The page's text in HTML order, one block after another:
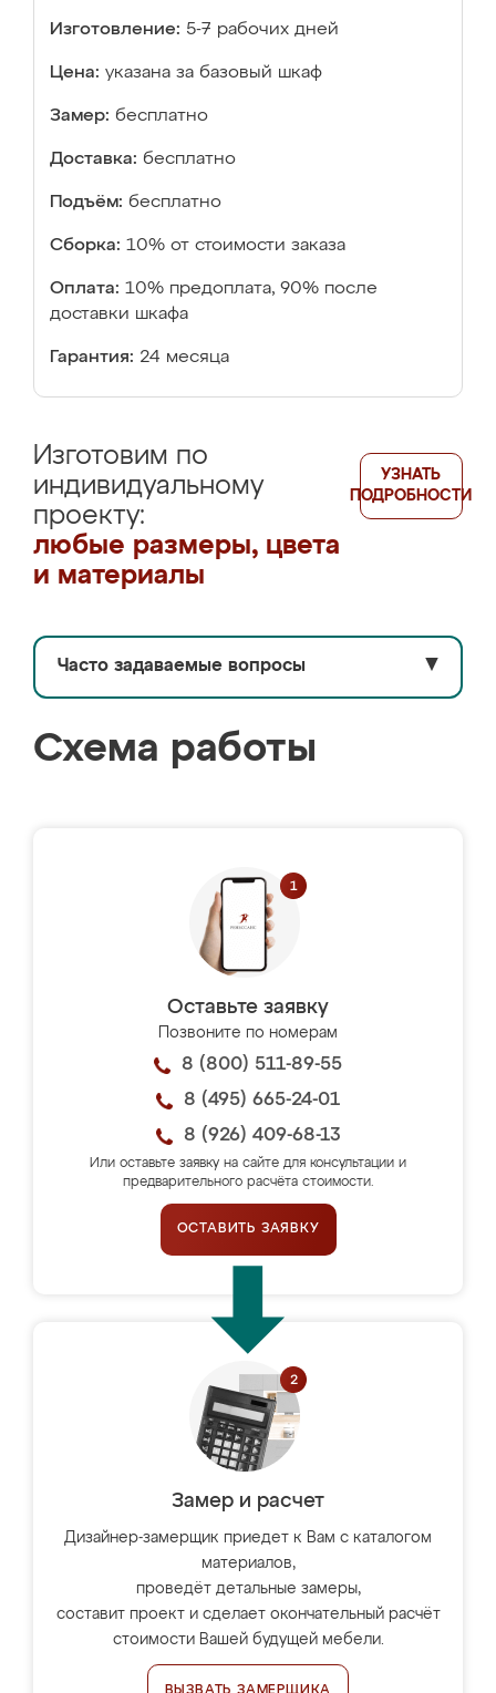
Изготовление: 5-7 рабочих дней
Цена: указана за базовый шкаф
Замер: бесплатно
Доставка: бесплатно
Подъём: бесплатно
Сборка: 10% от стоимости заказа
Оплата: 10% предоплата, 90% после
доставки шкафа
Гарантия: 24 месяца
Изготовим по
индивидуальному
проекту:
любые размеры, цвета
и материалы
УЗНАТЬ
ПОДРОБНОСТИ
Часто задаваемые вопросы ▼
Схема работы
Оставьте заявку
Позвоните по номерам
8 (800) 511-89-55
8 (495) 665-24-01
8 (926) 409-68-13
Или оставьте заявку на сайте для консультации и
предварительного расчёта стоимости.
ОСТАВИТЬ ЗАЯВКУ
Замер и расчет
Дизайнер-замерщик приедет к Вам с каталогом
материалов,
проведёт детальные замеры,
составит проект и сделает окончательный расчёт
стоимости Вашей будущей мебели.